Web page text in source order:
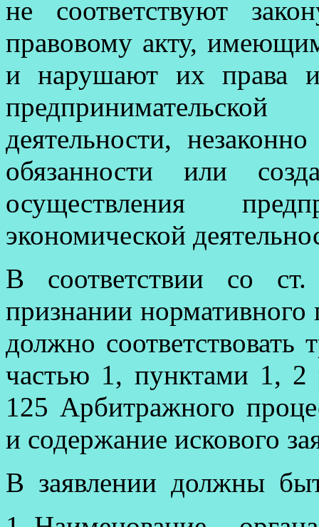
не соответствуют
правовому акту,
и нарушают их права
деятельности,
обязанности или
осуществления
экономической
В соответствии со
признании
должно
частью 1, пунктами 1, 2
125 Арбитражного
и содержание искового
В заявлении должны